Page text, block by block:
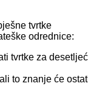
tvrtke
odrednice:
tvrtke za
to znanje će